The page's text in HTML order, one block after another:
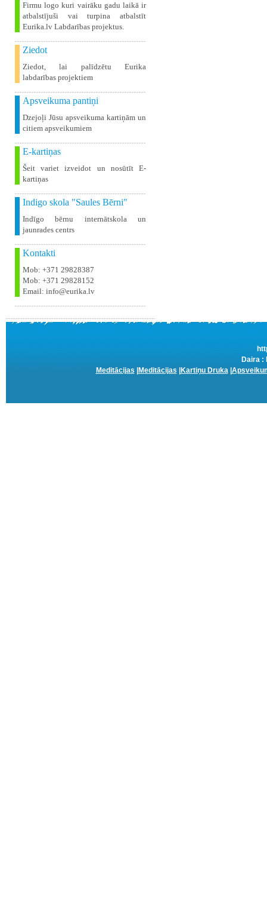
Firmu logo kuri vairāku gadu laikā ir
atbalstījuši vai turpina atbalstīt
Eurika.lv Labdarības projektus.
Ziedot
Ziedot, lai palīdzētu Eurika
labdarības projektiem
Apsveikuma pantiņi
Dzejoļi Jūsu apsveikuma kartiņām un
citiem apsveikumiem
E-kartiņas
Šeit variet izveidot un nosūtīt E-
kartiņas
Indigo skola "Saules Bērni"
Indīgo bērnu internātskola un
jaunrades centrs
Kontakti
Mob: +371 29828387
Mob: +371 29828152
Email: info@eurika.lv
Daira :
Meditācijas
Meditācijas Kartiņu Druka|